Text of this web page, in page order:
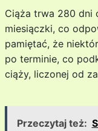
Ciąża trwa 280 dni
miesiączki, co
pamiętać, że
po terminie, co
ciąży, liczonej od
Przeczytaj też: